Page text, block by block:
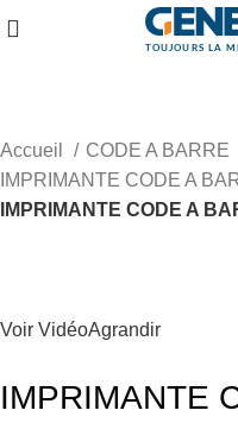
Accueil
CODE A BARRE
IMPRIMANTE CODE A
IMPRIMANTE CODE A
Voir VidéoAgrandir
IMPRIMANTE